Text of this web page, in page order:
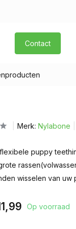
Contact
Merk: Nylabone
puppy
wisselen van uw
Op voorraad